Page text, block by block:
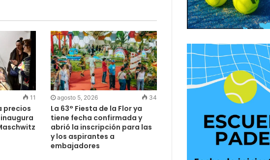
11
precios
agosto 5, 2026 34
La 63° Fiesta de la Flor ya
tiene fecha confirmada y
abrió la inscripción para las
y los aspirantes a
embajadores